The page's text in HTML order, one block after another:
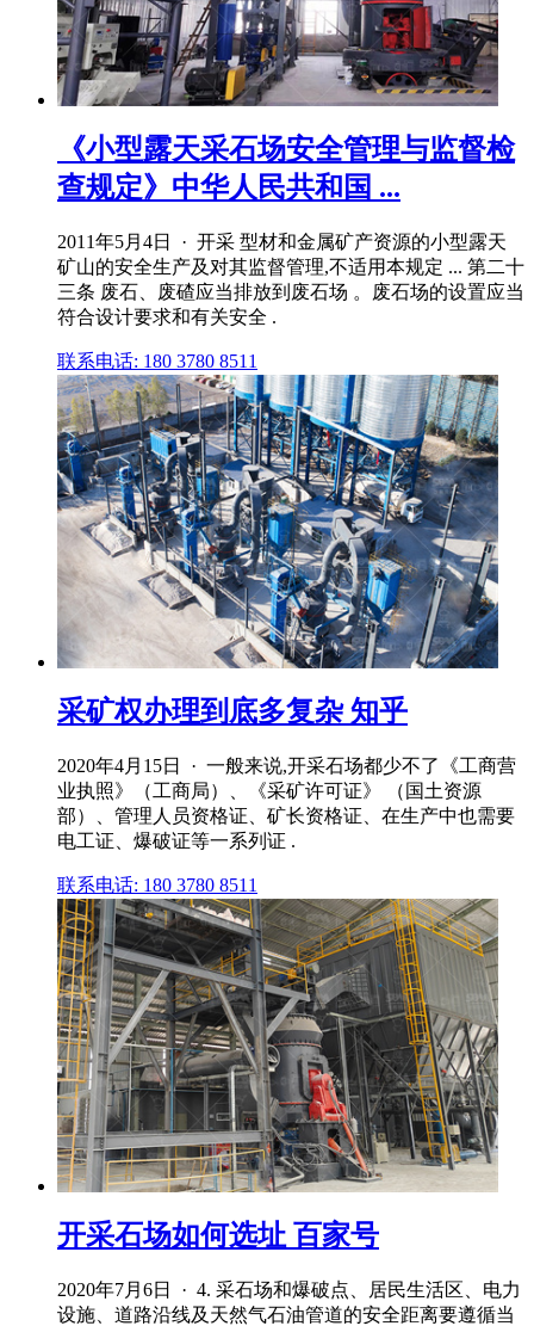
《小型露天采石场安全管理与监督检
查规定》中华人民共和国 ...
2011年5月4日 · 开采 型材和金属矿产资源的小型露天
矿山的安全生产及对其监督管理,不适用本规定 ... 第二十
三条 废石、废碴应当排放到废石场 。废石场的设置应当
符合设计要求和有关安全 .
联系电话: 180 3780 8511
采矿权办理到底多复杂 知乎
2020年4月15日 · 一般来说,开采石场都少不了《工商营
业执照》（工商局）、《采矿许可证》 （国土资源
部）、管理人员资格证、矿长资格证、在生产中也需要
电工证、爆破证等一系列证 .
联系电话: 180 3780 8511
开采石场如何选址 百家号
2020年7月6日 · 4. 采石场和爆破点、居民生活区、电力
设施、道路沿线及天然气石油管道的安全距离要遵循当